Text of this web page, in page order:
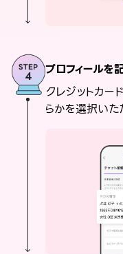
プロフィールを
クレジットカー
らかを選択いた